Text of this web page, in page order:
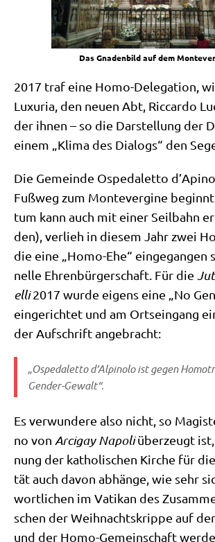
Das Gna­den­bild auf dem
2017 traf eine Homo-Dele­ga­ti­on,
Luxu­ria, den neu­en Abt, Ric­car­do
der ihnen – so die Dar­stel­lung der
einem „Kli­ma des Dia­logs“ den
Die Gemein­de Ospe­da­let­to
Fuß­weg zum Mon­te­ver­gi­ne
tum kann auch mit einer Seil­bahn
den), ver­lieh in die­sem Jahr zwei
die eine „Homo-Ehe“
nel­le Ehren­bür­ger­schaft. Für die
el­li2017 wur­de eigens eine „No
ein­ge­rich­tet und am Orts­ein­gang
der Auf­schrift angebracht:
„Ospe­da­let­to d’Alpinolo ist gegen
Gender-Gewalt“.
Es ver­wun­de­re also nicht, so
no von Arci­gay Napo­liüber­zeugt
nung der katho­li­schen Kir­che für
tät auch davon abhän­ge, wie sehr
wort­li­chen im Vati­kan des
schen der Weih­nachts­krip­pe auf
und der Homo-Gemein­schaft